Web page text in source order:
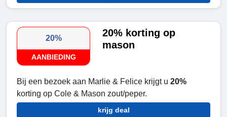
20%
AANBIEDING
20% korting op
mason
Bij een bezoek aan Marlie & Felice krijgt u 20%
korting op Cole & Mason zout/peper.
krijg deal